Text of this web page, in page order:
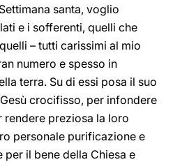
santa, voglio
e i sofferenti, quelli che
– tutti carissimi al mio
numero e spesso in
terra. Su di essi posa il suo
crocifisso, per infondere
preziosa la loro
personale purificazione e
il bene della Chiesa e